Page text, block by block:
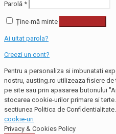
Parolă *
Ține-mă minte
Ai uitat parola?
Creezi un cont?
Pentru a personaliza si imbunatati
nostru, austing.ro utilizeaza fisiere
pe site sau prin apasarea butonului
stocarea cookie-urilor primare si
sectiunea Politica de Confidentialitate.
cookie-uri
Privacy & Cookies Policy